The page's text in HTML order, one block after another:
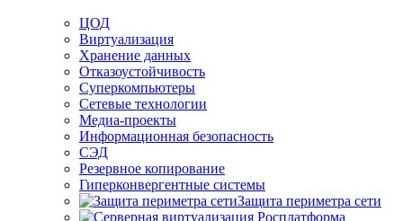
ЦОД
Виртуализация
Хранение данных
Отказоустойчивость
Суперкомпьютеры
Сетевые технологии
Медиа-проекты
Информационная безопасность
СЭД
Резервное копирование
Гиперконвергентные системы
Защита периметра сети